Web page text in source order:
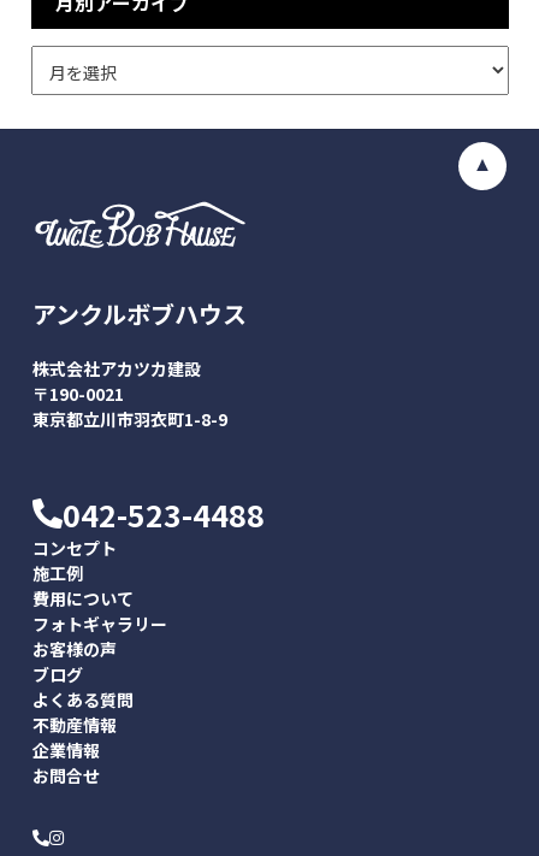
アンクルボブハウス
株式会社アカツカ建設
〒190-0021
東京都立川市羽衣町1-8-9
042-523-4488
コンセプト
施工例
費用について
フォトギャラリー
お客様の声
ブログ
よくある質問
不動産情報
企業情報
お問合せ